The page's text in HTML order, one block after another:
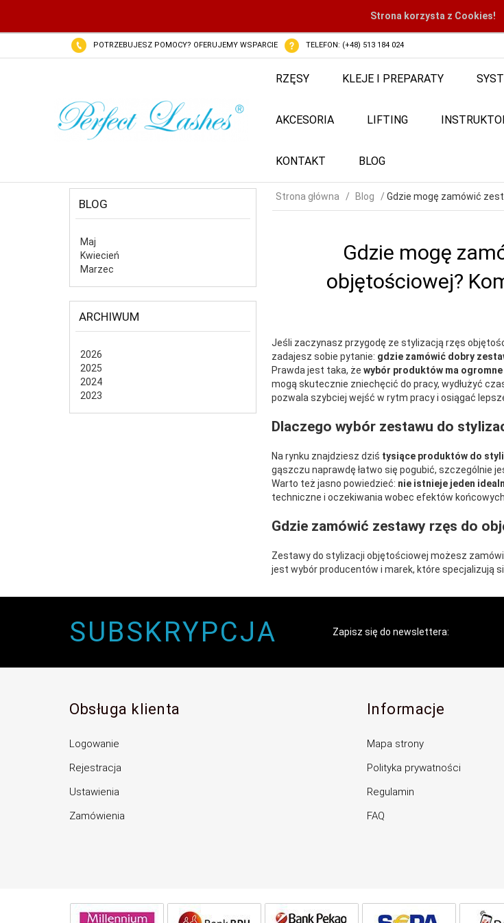
Strona korzysta z Cookies!
POTRZEBUJESZ POMOCY? OFERUJEMY WSPARCIE TELEFON: (+48) 513 184 024
RZĘSY KLEJE I PREPARATY
AKCESORIA LIFTING
KONTAKT BLOG
BLOG
Maj
Kwiecień
Marzec
ARCHIWUM
2026
2025
2024
2023
Strona główna Blog Gdzie mogę zamówić
Gdzie mogę
objętościowej?
Jeśli zaczynasz przygodę ze stylizacją rzęs
zadajesz sobie pytanie: gdzie zamówić dobry
Prawda jest taka, że wybór produktów ma
mogą skutecznie zniechęcić do pracy, wydłużyć
pozwala szybciej wejść w rytm pracy i osiągać
Dlaczego wybór zestawu do
Na rynku znajdziesz dziś tysiące produktów do
gąszczu naprawdę łatwo się pogubić, szczególnie
Warto też jasno powiedzieć: nie istnieje jeden
techniczne i oczekiwania wobec efektów
Gdzie zamówić zestawy rzęs do
Zestawy do stylizacji objętościowej możesz
jest wybór producentów i marek, które specjalizują
SUBSKRYPCJA Zapisz się do newslettera:
Obsługa klienta
Logowanie
Rejestracja
Ustawienia
Zamówienia
Informacje
Mapa strony
Polityka prywatności
Regulamin
FAQ